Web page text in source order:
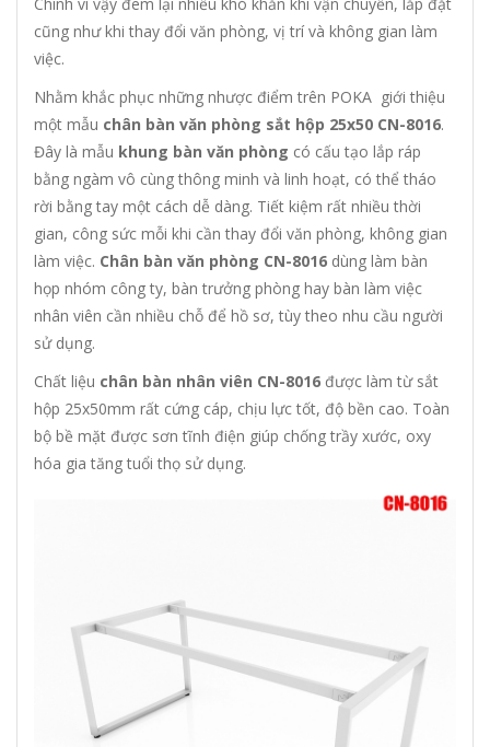
cũng như khi thay đổi văn phòng, vị trí và không gian làm
việc.
Nhằm khắc phục những nhược điểm trên POKA giới thiệu
một mẫu chân bàn văn phòng sắt hộp 25x50 CN-8016.
Đây là mẫu khung bàn văn phòng có cấu tạo lắp ráp
bằng ngàm vô cùng thông minh và linh hoạt, có thể tháo
rời bằng tay một cách dễ dàng. Tiết kiệm rất nhiều thời
gian, công sức mỗi khi cần thay đổi văn phòng, không gian
làm việc. Chân bàn văn phòng CN-8016 dùng làm bàn
họp nhóm công ty, bàn trưởng phòng hay bàn làm việc
nhân viên cần nhiều chỗ để hồ sơ, tùy theo nhu cầu người
sử dụng.
Chất liệu chân bàn nhân viên CN-8016 được làm từ sắt
hộp 25x50mm rất cứng cáp, chịu lực tốt, độ bền cao. Toàn
bộ bề mặt được sơn tĩnh điện giúp chống trầy xước, oxy
hóa gia tăng tuổi thọ sử dụng.